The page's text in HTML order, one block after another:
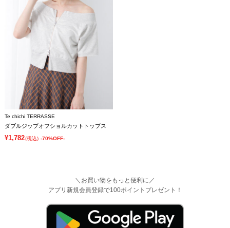
Te chichi TERRASSE
ダブルジップオフショルカットトップス
¥1,782(税込) -70%OFF-
＼お買い物をもっと便利に／
アプリ新規会員登録で100ポイントプレゼント！